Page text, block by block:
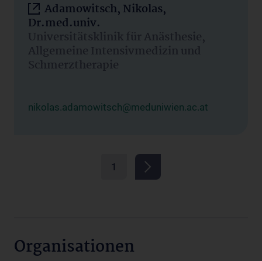
Adamowitsch, Nikolas,
Dr.med.univ.
Universitätsklinik für Anästhesie,
Allgemeine Intensivmedizin und
Schmerztherapie
nikolas.adamowitsch@meduniwien.ac.at
1
Organisationen